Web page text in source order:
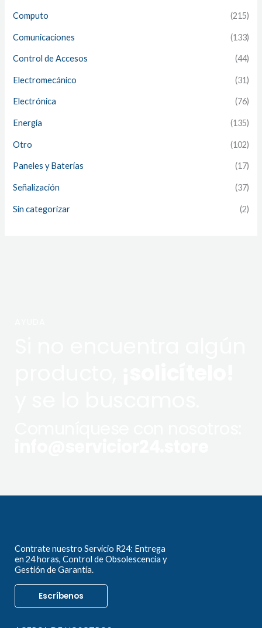
Computo (215)
Comunicaciones (133)
Control de Accesos (44)
Electromecánico (31)
Electrónica (76)
Energía (135)
Otro (102)
Paneles y Baterías (17)
Señalización (37)
Sin categorizar (2)
Contrate nuestro Servicio R24: Entrega
en 24 horas, Control de Obsolescencia y
Gestión de Garantía.
Escríbenos